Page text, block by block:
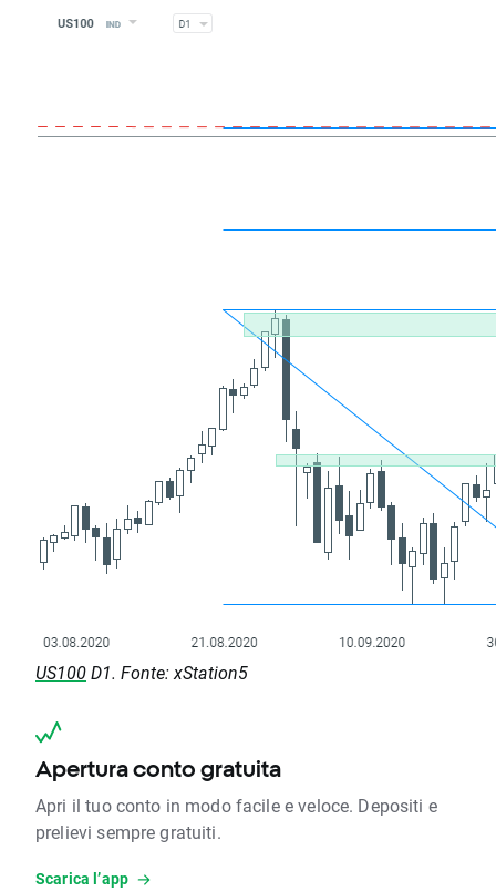
US100D1. Fonte: xStation5
Apertura conto gratuita
Apri il tuo conto in modo facile e veloce. Depositi e
prelievi sempre gratuiti.
Scarica l’app